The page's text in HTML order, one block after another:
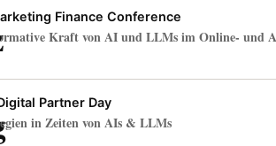
Finance Conference
Kraft von AI und LLMs im Online- und
Partner Day
in Zeiten von AIs & LLMs